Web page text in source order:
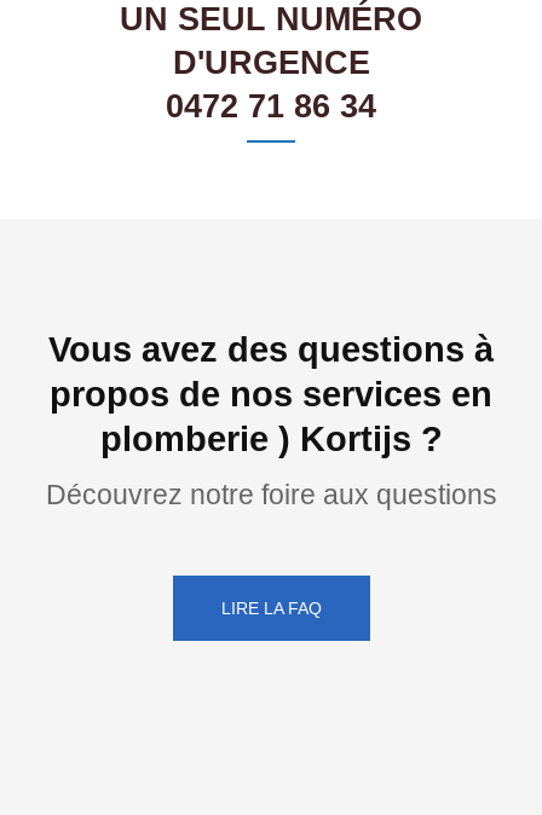
UN SEUL NUMÉRO
D'URGENCE
0472 71 86 34
Vous avez des questions à
propos de nos services en
plomberie ) Kortijs ?
Découvrez notre foire aux questions
LIRE LA FAQ